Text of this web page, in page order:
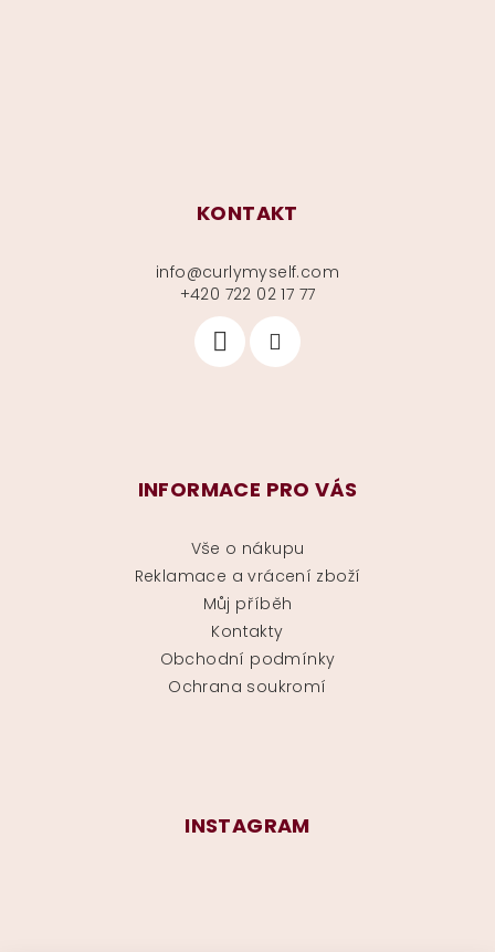
KONTAKT
info@curlymyself.com
+420 722 02 17 77
INFORMACE PRO VÁS
Vše o nákupu
Reklamace a vrácení zboží
Můj příběh
Kontakty
Obchodní podmínky
Ochrana soukromí
INSTAGRAM